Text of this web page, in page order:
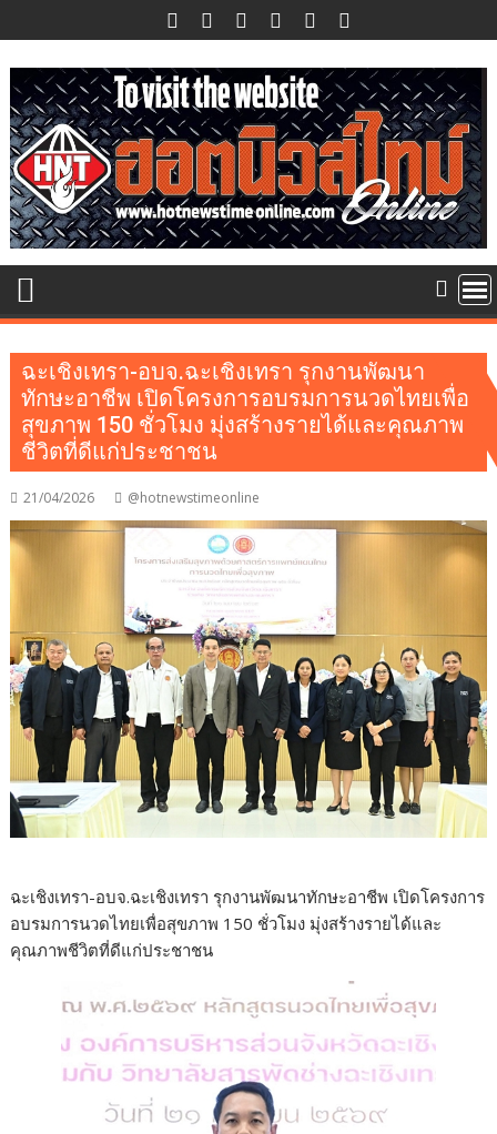
to
content
ฉะเชิงเทรา-อบจ.ฉะเชิงเทรา รุกงานพัฒนา
ทักษะอาชีพ เปิดโครงการอบรมการนวดไทยเพื่อ
สุขภาพ 150 ชั่วโมง มุ่งสร้างรายได้และคุณภาพ
ชีวิตที่ดีแก่ประชาชน
21/04/2026 @hotnewstimeonline
ฉะเชิงเทรา-อบจ.ฉะเชิงเทรา รุกงานพัฒนาทักษะอาชีพ เปิดโครงการ
อบรมการนวดไทยเพื่อสุขภาพ 150 ชั่วโมง มุ่งสร้างรายได้และ
คุณภาพชีวิตที่ดีแก่ประชาชน